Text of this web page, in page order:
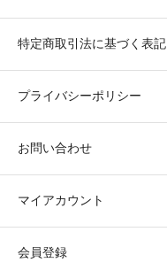
特定商取引法に基づく表記
プライバシーポリシー
お問い合わせ
マイアカウント
会員登録